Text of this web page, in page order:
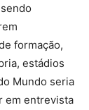
formação,
estádios
Mundo seria
em entrevista